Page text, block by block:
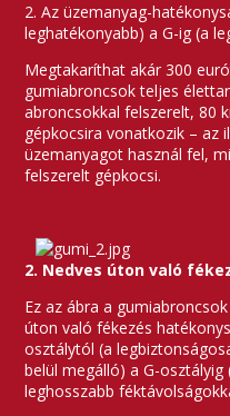
2. Az üzemanyag-
leghatékonyabb) a G-ig (a
Megtakaríthat akár 300
gumiabroncsok teljes
abroncsokkal felszerelt, 80
gépkocsira vonatkozik – az
üzemanyagot használ fel,
felszerelt gépkocsi.
2. Nedves úton való
Ez az ábra a
úton való fékezés
osztálytól (a
belül megálló) a G-
leghosszabb